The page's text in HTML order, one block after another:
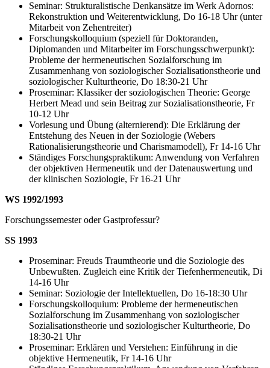
Seminar: Strukturalistische Denkansätze im Werk Adornos:
Rekonstruktion und Weiterentwicklung, Do 16-18 Uhr (unter
Mitarbeit von Zehentreiter)
Forschungskolloquium (speziell für Doktoranden,
Diplomanden und Mitarbeiter im Forschungsschwerpunkt):
Probleme der hermeneutischen Sozialforschung im
Zusammenhang von soziologischer Sozialisationstheorie und
soziologischer Kulturtheorie, Do 18:30-21 Uhr
Proseminar: Klassiker der soziologischen Theorie: George
Herbert Mead und sein Beitrag zur Sozialisationstheorie, Fr
10-12 Uhr
Vorlesung und Übung (alternierend): Die Erklärung der
Entstehung des Neuen in der Soziologie (Webers
Rationalisierungstheorie und Charismamodell), Fr 14-16 Uhr
Ständiges Forschungspraktikum: Anwendung von Verfahren
der objektiven Hermeneutik und der Datenauswertung und
der klinischen Soziologie, Fr 16-21 Uhr
WS 1992/1993
Forschungssemester oder Gastprofessur?
SS 1993
Proseminar: Freuds Traumtheorie und die Soziologie des
Unbewußten. Zugleich eine Kritik der Tiefenhermeneutik, Di
14-16 Uhr
Seminar: Soziologie der Intellektuellen, Do 16-18:30 Uhr
Forschungskolloquium: Probleme der hermeneutischen
Sozialforschung im Zusammenhang von soziologischer
Sozialisationstheorie und soziologischer Kulturtheorie, Do
18:30-21 Uhr
Proseminar: Erklären und Verstehen: Einführung in die
objektive Hermeneutik, Fr 14-16 Uhr